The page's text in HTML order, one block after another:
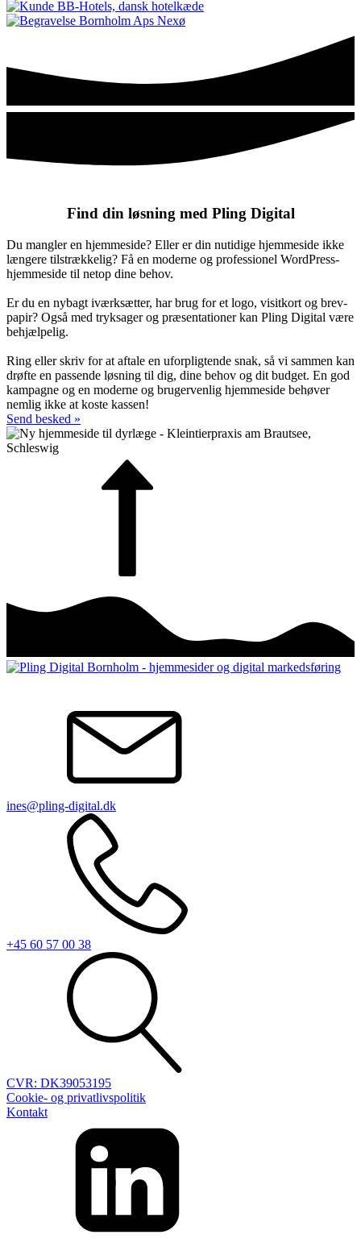
Find din løsning med Pling Digital
Du mangler en hjemmeside? Eller er din nutidige hjemme­side ikke
længere til­strækkelig? Få en moderne og profes­sionel WordPress-
hjemmeside til netop dine behov.
Er du en nybagt iværk­sætter, har brug for et logo, visit­kort og brev­
papir? Også med tryk­sager og præsen­ta­tioner kan Pling Digital være
be­hjælpelig.
Ring eller skriv for at aftale en ufor­plig­tende snak, så vi sam­men kan
drøfte en pas­sende løsning til dig, dine behov og dit budget. En god
kam­pagne og en moderne og bruger­venlig hjemme­side behøver
nemlig ikke at koste kassen!
Send besked »
ines@pling-digital.dk
+45 60 57 00 38
CVR: DK39053195
Cookie- og privatlivspolitik
Kontakt